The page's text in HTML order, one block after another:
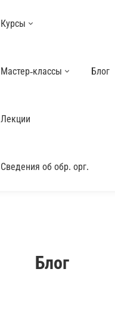
Курсы
Мастер-классы Блог
Лекции
Сведения об обр. орг.
Блог